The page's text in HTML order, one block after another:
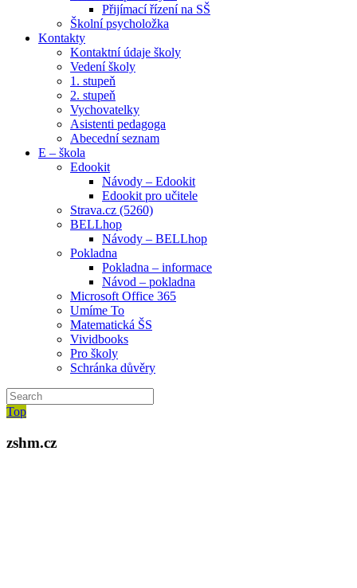
Přijímací řízení na SŠ
Školní psycholožka
Kontakty
Kontaktní údaje školy
Vedení školy
1. stupeň
2. stupeň
Vychovatelky
Asistenti pedagoga
Abecední seznam
E – škola
Edookit
Návody – Edookit
Edookit pro učitele
Strava.cz (5260)
BELLhop
Návody – BELLhop
Pokladna
Pokladna – informace
Návod – pokladna
Microsoft Office 365
Umíme To
Matematická ŠS
Vividbooks
Pro školy
Schránka důvěry
Top
zshm.cz